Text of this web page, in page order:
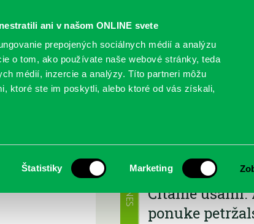
ani v našom ONLINE svete
prepojených sociálnych médií a analýzu
o tom, ako používate naše webové stránky, teda
médií, inzercie a analýzy. Títo partneri môžu
ktoré ste im poskytli, alebo ktoré od vás získali,
Štatistiky Marketing
POBOČKY O KNIŽNICI
Najbližšie
Čítame
ponuke
DNES